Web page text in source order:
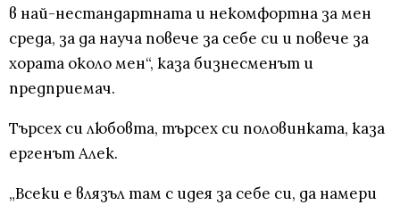
в най-нестандартната и некомфортна за мен
среда, за да науча повече за себе си и повече за
хората около мен“, каза бизнесменът и
предприемач.
Търсех си любовта, търсех си половинката, каза
ергенът Алек.
„Всеки е влязъл там с идея за себе си, да намери